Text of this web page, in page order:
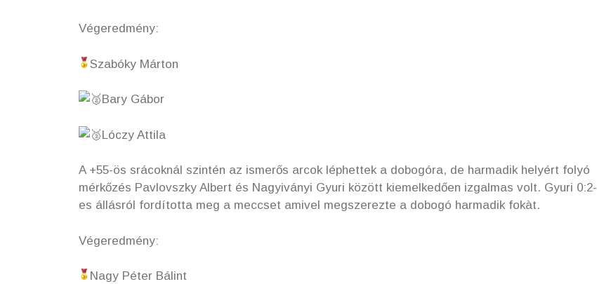
Végeredmény:
Szabóky Márton
Bary Gábor
Lóczy Attila
A +55-ös srácoknál szintén az ismerős arcok léphettek a dobogóra, de harmadik helyért folyó
mérkőzés Pavlovszky Albert és Nagyiványi Gyuri között kiemelkedően izgalmas volt. Gyuri 0:2-
es állásról fordította meg a meccset amivel megszerezte a dobogó harmadik fokàt.
Végeredmény:
Nagy Péter Bálint